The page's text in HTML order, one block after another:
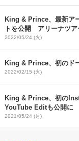
King & Prince、最新ア
トを公開 アリーナツア
2022/05/24 (火)
King & Prince、初のド
2022/02/15 (火)
King & Prince、初の
YouTube Editも公開に
2021/05/24 (月)